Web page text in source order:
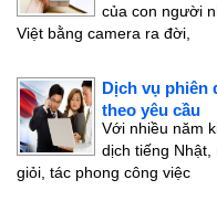
của con người
Việt bằng camera ra đời,
Dịch vụ phiên
theo yêu cầu
Với nhiều năm
dịch tiếng Nhật,
giỏi, tác phong công việc